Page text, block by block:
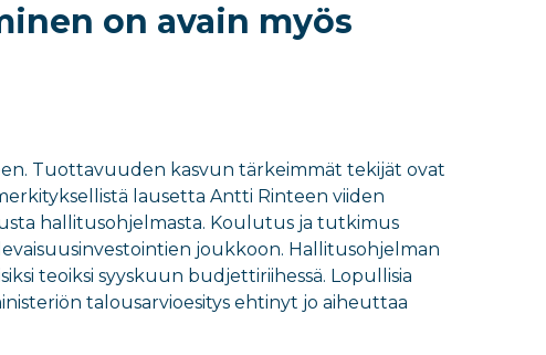
on avain myös
Tuottavuuden kasvun tärkeimmät tekijät ovat
lausetta Antti Rinteen viiden
hallitusohjelmasta. Koulutus ja tutkimus
joukkoon. Hallitusohjelman
teoiksi syyskuun budjettiriihessä. Lopullisia
talousarvioesitys ehtinyt jo aiheuttaa